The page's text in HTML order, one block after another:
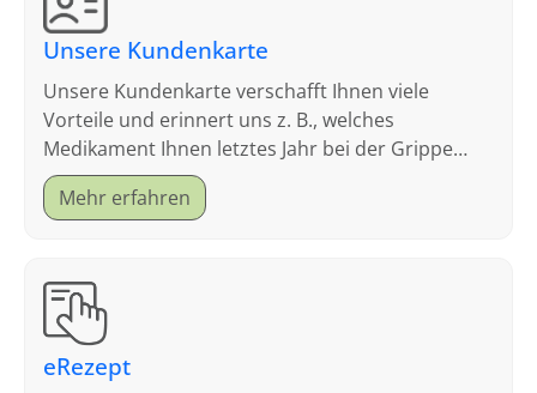
Unsere Kundenkarte
Unsere Kundenkarte verschafft Ihnen viele
Vorteile und erinnert uns z. B., welches
Medikament Ihnen letztes Jahr bei der Grippe
geholfen hat.
Mehr erfahren
eRezept